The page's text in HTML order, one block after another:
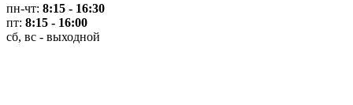
пн-чт: 8:15 - 16:30
пт: 8:15 - 16:00
сб, вс - выходной